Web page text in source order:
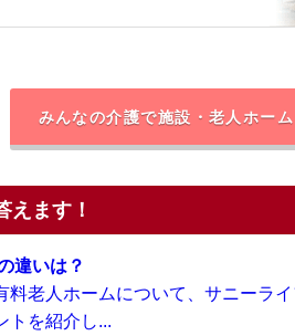
みんなの介護で施設・老人ホー
えます！
違いは？
老人ホームについて、サニーラ
トを紹介し...